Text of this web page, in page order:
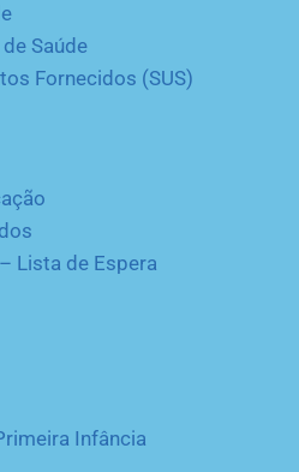
Saúde
Fornecidos (SUS)
Lista de Espera
Infância